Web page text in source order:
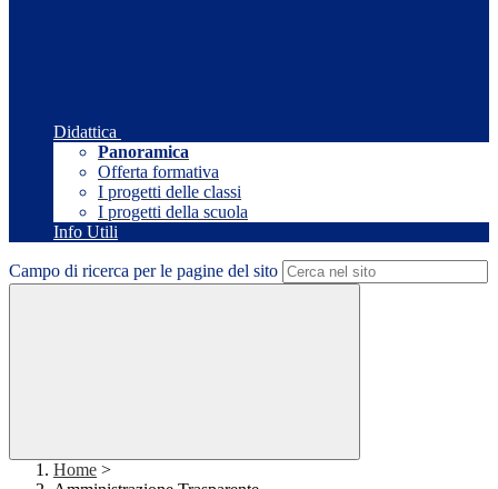
Didattica
Panoramica
Offerta formativa
I progetti delle classi
I progetti della scuola
Info Utili
Campo di ricerca per le pagine del sito
Home >